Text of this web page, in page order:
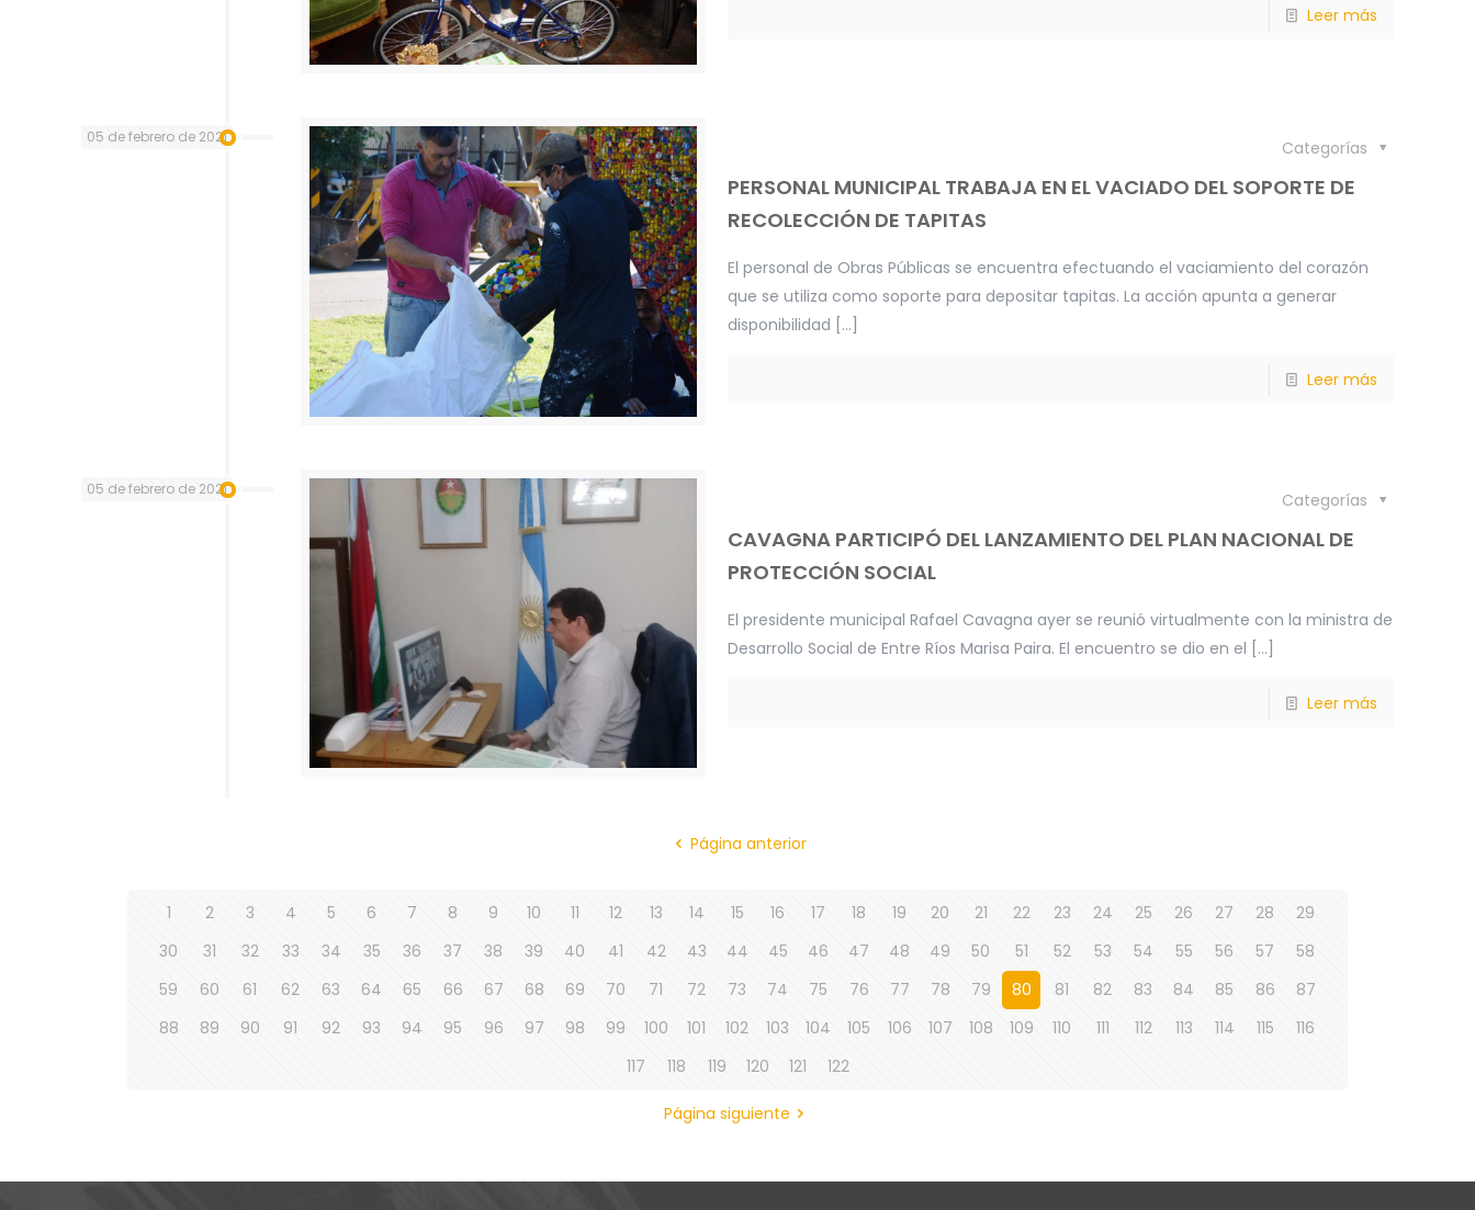
Leer más
05 de febrero de 2021
Categorías
PERSONAL MUNICIPAL TRABAJA EN EL VACIADO DEL SOPORTE DE
RECOLECCIÓN DE TAPITAS
El personal de Obras Públicas se encuentra efectuando el vaciamiento del corazón
que se utiliza como soporte para depositar tapitas. La acción apunta a generar
disponibilidad […]
Leer más
05 de febrero de 2021
Categorías
CAVAGNA PARTICIPÓ DEL LANZAMIENTO DEL PLAN NACIONAL DE
PROTECCIÓN SOCIAL
El presidente municipal Rafael Cavagna ayer se reunió virtualmente con la ministra de
Desarrollo Social de Entre Ríos Marisa Paira. El encuentro se dio en el […]
Leer más
Página anterior
1 2 3 4 5 6 7 8 9 10 11 12 13 14 15 16 17 18 19 20 21 22 23 24 25 26 27 28
29
30
31 32 33 34 35 36 37 38 39 40 41 42 43 44 45 46 47 48 49 50 51 52 53 54 55 56 57
58
59
60 61 62 63 64 65 66 67 68 69 70 71 72 73 74 75 76 77 78 79 80 81 82 83 84 85 86
87
88
89 90 91 92 93 94 95 96 97 98 99 100 101 102 103 104 105 106 107 108 109 110 111 112 113 114 115
116
117
118 119 120 121 122
Página siguiente